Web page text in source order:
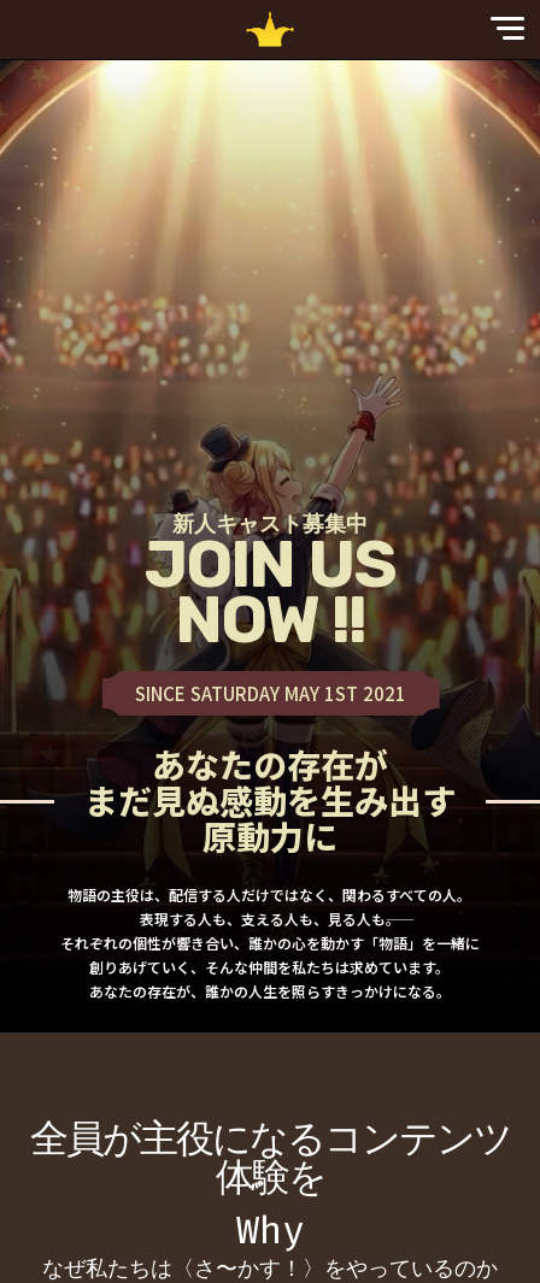
Sp
新人キャスト募集中
JOIN US
NOW !!
SINCE SATURDAY MAY 1ST 2021
あなたの存在が
まだ見ぬ感動を生み出す
原動力に
物語の主役は、配信する人だけではなく、関わるすべての人。
表現する人も、支える人も、見る人も――。
それぞれの個性が響き合い、誰かの心を動かす「物語」を一緒に
創りあげていく、そんな仲間を私たちは求めています。
あなたの存在が、誰かの人生を照らすきっかけになる。
全員が主役になるコンテンツ
体験を
Why
なぜ私たちは〈さ〜かす！〉をやっているのか